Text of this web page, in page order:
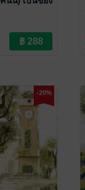
/ Yaoi
-20%